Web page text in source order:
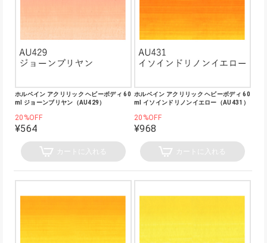
ホルベイン アクリリック ヘビーボディ 60
ml ジョーンブリヤン（AU429）
20%OFF
¥564
カートに入れる
ホルベイン アクリリック ヘビーボディ 60
ml イソインドリノンイエロー（AU431）
20%OFF
¥968
カートに入れる